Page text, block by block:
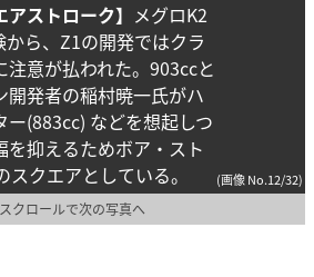
ストローク】 メグロK2
ら、Z1の開発ではクラ
注意が払われた。903ccと
開発者の稲村暁一氏がハ
(883cc) などを想起しつ
抑えるためボア・スト
クエアとしている。
(画像 No.12/32)
クロールで次の写真へ